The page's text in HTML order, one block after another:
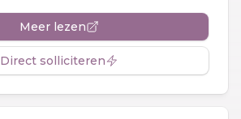
Meer lezen
Direct solliciteren